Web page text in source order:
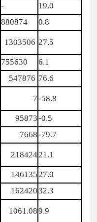
-
19.0
880874
0.8
1303506 27.5
755630
6.1
547876 76.6
7-58.8
95873-0.5
7668-79.7
21842421.1
146135 27.0
16242032.3
1061.089.9